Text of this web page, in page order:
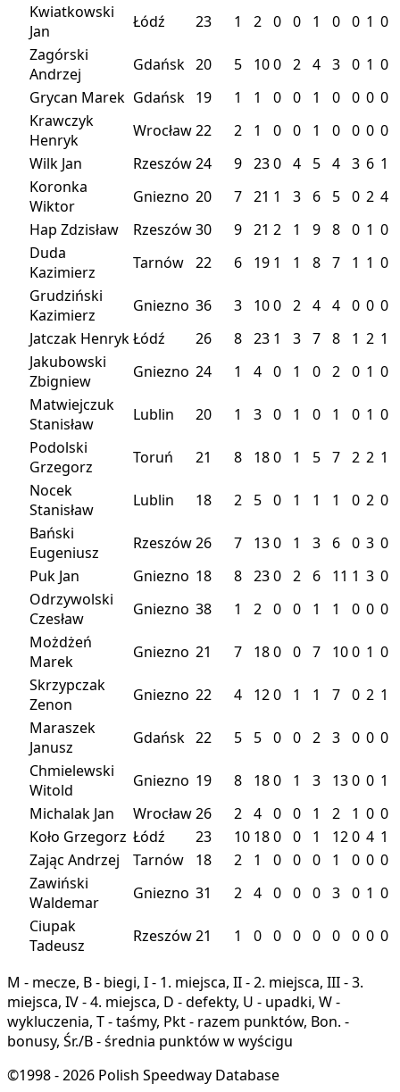
Kwiatkowski
Jan
Łódź 23 1 2 0 0 1 0 0 1 0
Zagórski
Andrzej
Gdańsk 20 5 100 2 4 3 0 1 0
Grycan Marek Gdańsk 19 1 1 0 0 1 0 0 0 0
Krawczyk
Henryk
Wrocław22 2 1 0 0 1 0 0 0 0
Wilk Jan
Rzeszów24 9 230 4 5 4 3 6 1
Koronka
Wiktor
Gniezno 20 7 21 1 3 6 5 0 2 4
Hap Zdzisław
Rzeszów30 9 21 2 1 9 8 0 1 0
Duda
Kazimierz
Tarnów 22 6 19 1 1 8 7 1 1 0
Grudziński
Kazimierz
Gniezno 36 3 100 2 4 4 0 0 0
Jatczak HenrykŁódź 26 8 23 1 3 7 8 1 2 1
Jakubowski
Zbigniew
Gniezno 24 1 4 0 1 0 2 0 1 0
Matwiejczuk
Stanisław
Lublin 20 1 3 0 1 0 1 0 1 0
Podolski
Grzegorz
Toruń 21 8 180 1 5 7 2 2 1
Nocek
Stanisław
Lublin 18 2 5 0 1 1 1 0 2 0
Bański
Eugeniusz
Rzeszów26 7 130 1 3 6 0 3 0
Puk Jan
Gniezno 18 8 230 2 6 11 1 3 0
Odrzywolski
Czesław
Gniezno 38 1 2 0 0 1 1 0 0 0
Możdżeń
Marek
Gniezno 21 7 180 0 7 100 1 0
Skrzypczak
Zenon
Gniezno 22 4 120 1 1 7 0 2 1
Maraszek
Janusz
Gdańsk 22 5 5 0 0 2 3 0 0 0
Chmielewski
Witold
Gniezno 19 8 180 1 3 130 0 1
Michalak Jan
Wrocław26 2 4 0 0 1 2 1 0 0
Koło Grzegorz Łódź 23 10 180 0 1 120 4 1
Zając Andrzej
Tarnów 18 2 1 0 0 0 1 0 0 0
Zawiński
Waldemar
Gniezno 31 2 4 0 0 0 3 0 1 0
Ciupak
Tadeusz
Rzeszów21 1 0 0 0 0 0 0 0 0
M - mecze, B - biegi, I - 1. miejsca, II - 2. miejsca, III - 3.
miejsca, IV - 4. miejsca, D - defekty, U - upadki, W -
wykluczenia, T - taśmy, Pkt - razem punktów, Bon. -
bonusy, Śr./B - średnia punktów w wyścigu
©1998 - 2026 Polish Speedway Database